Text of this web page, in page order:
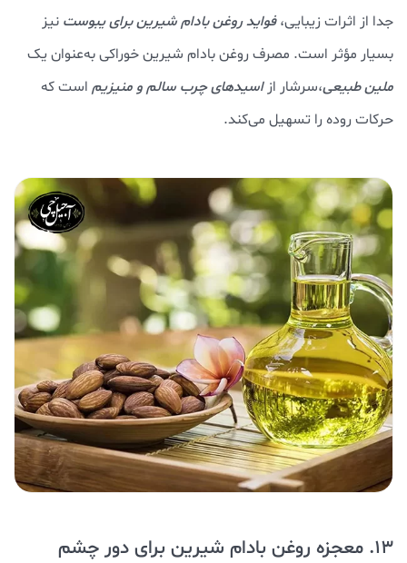
جدا از اثرات زیبایی،فواید روغن بادام شیرین برای یبوست نیز
بسیار مؤثر است. مصرف روغن بادام شیرین خوراکی به‌عنوان یک
ملین طبیعی،سرشار ازاسیدهای چرب سالم و منیزیم است که
حرکات روده را تسهیل می‌کند.
13. معجزه روغن بادام شیرین برای دور چشم